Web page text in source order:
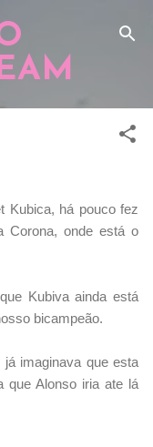
Kubica, há pouco fez
Corona, onde está o
Kubiva ainda está
bicampeão.
imaginava que esta
que Alonso iria ate lá